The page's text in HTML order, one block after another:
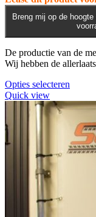
Breng mij op de
De productie van de
Wij hebben de
Opties selecteren
heeft
Deze
optie
Quick view